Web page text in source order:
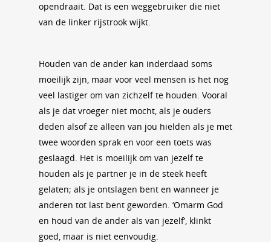
opendraait. Dat is een weggebruiker die niet
van de linker rijstrook wijkt.
Houden van de ander kan inderdaad soms
moeilijk zijn, maar voor veel mensen is het nog
veel lastiger om van zichzelf te houden. Vooral
als je dat vroeger niet mocht, als je ouders
deden alsof ze alleen van jou hielden als je met
twee woorden sprak en voor een toets was
geslaagd. Het is moeilijk om van jezelf te
houden als je partner je in de steek heeft
gelaten; als je ontslagen bent en wanneer je
anderen tot last bent geworden. ‘Omarm God
en houd van de ander als van jezelf’, klinkt
goed, maar is niet eenvoudig.